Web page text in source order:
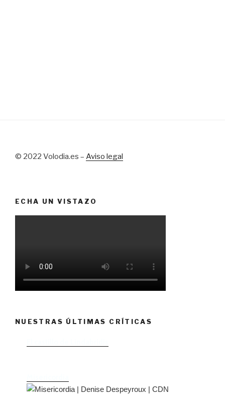
© 2022 Volodia.es – Aviso legal
ECHA UN VISTAZO
NUESTRAS ÚLTIMAS CRÍTICAS